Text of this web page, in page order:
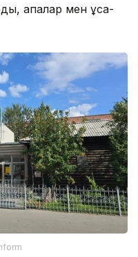
қақпалар мен ұсақ-